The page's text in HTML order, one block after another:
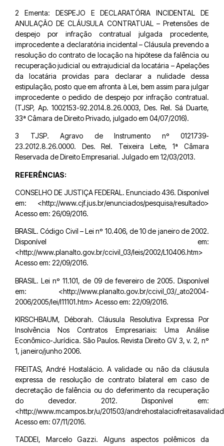
2 Ementa: DESPEJO E DECLARATÓRIA INCIDENTAL DE
ANULAÇÃO DE CLÁUSULA CONTRATUAL – Pretensões de
despejo por infração contratual julgada procedente,
improcedente a declaratória incidental – Cláusula prevendo a
resolução do contrato de locação na hipótese da falência ou
recuperação judicial ou extrajudicial da locatária – Apelações
da locatária providas para declarar a nulidade dessa
estipulação, posto que em afronta à Lei, bem assim para julgar
improcedente o pedido de despejo por infração contratual.
(TJSP, Ap. 1002153-92.2014.8.26.0003, Des. Rel. Sá Duarte,
33ª Câmara de Direito Privado, julgado em 04/07/2016).
3 TJSP. Agravo de Instrumento nº 0121739-
23.2012.8.26.0000. Des. Rel. Teixeira Leite, 1ª Câmara
Reservada de Direito Empresarial. Julgado em 12/03/2013.
REFERÊNCIAS:
CONSELHO DE JUSTIÇA FEDERAL. Enunciado 436. Disponível
em: <http://www.cjf.jus.br/enunciados/pesquisa/resultado>
Acesso em: 26/09/2016.
BRASIL. Código Civil – Lei nº 10.406, de 10 de janeiro de 2002.
Disponível em:
<http://www.planalto.gov.br/ccivil_03/leis/2002/L10406.htm>
Acesso em: 22/09/2016.
BRASIL. Lei nº 11.101, de 09 de fevereiro de 2005. Disponível
em: <http://www.planalto.gov.br/ccivil_03/_ato2004-
2006/2005/lei/l11101.htm> Acesso em: 22/09/2016.
KIRSCHBAUM, Déborah. Cláusula Resolutiva Expressa Por
Insolvência Nos Contratos Empresariais: Uma Análise
Econômico-Jurídica. São Paulos. Revista Direito GV 3, v. 2, nº
1, janeiro/junho 2006.
FREITAS, André Hostalácio. A validade ou não da cláusula
expressa de resolução de contrato bilateral em caso de
decretação de falência ou do deferimento da recuperação
do devedor. 2012. Disponível em:
<http://www.mcampos.br/u/201503/
Acesso em: 07/11/2016.
TADDEI, Marcelo Gazzi. Alguns aspectos polêmicos da